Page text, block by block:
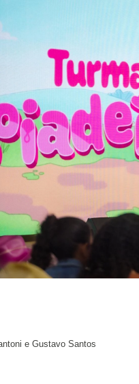
e Gustavo Santos